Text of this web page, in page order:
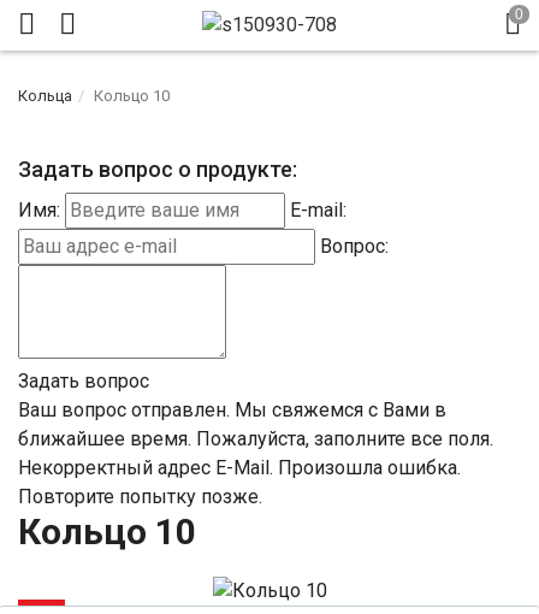
Кольца Кольцо 10
Задать вопрос о продукте:
Имя:
E-mail:
Вопрос:
Задать вопрос
Ваш вопрос отправлен. Мы свяжемся с Вами в
ближайшее время. Пожалуйста, заполните все поля.
Некорректный адрес E-Mail. Произошла ошибка.
Повторите попытку позже.
Кольцо 10